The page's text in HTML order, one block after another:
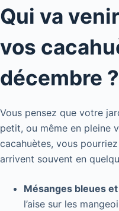
Qui va
vos
décembre ?
Vous pensez que votre
petit, ou même en pleine
cacahuètes, vous
arrivent souvent en
Mésanges bleues
l’aise sur les